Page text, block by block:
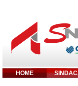
HOME